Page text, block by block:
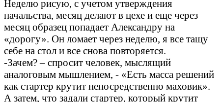
Неделю рисую, с учетом утверждения
начальства, месяц делают в цехе и еще через
месяц образец попадает Александру на
«дорогу». Он ломает через неделю, я все тащу
себе на стол и все снова повторяется.
-Зачем? – спросит человек, мыслящий
аналоговым мышлением, - «Есть масса решений
как стартер крутит непосредственно маховик».
А затем, что задали стартер, который крутит